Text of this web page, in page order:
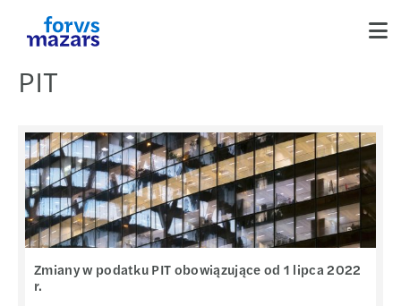
PIT
Zmiany w podatku PIT obowiązujące od 1 lipca 2022
r.